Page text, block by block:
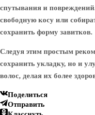
спутывания и
свободную косу или
сохранить форму завитков.
Следуя этим простым
сохранить укладку, но и
волос, делая их более
Поделиться
Отправить